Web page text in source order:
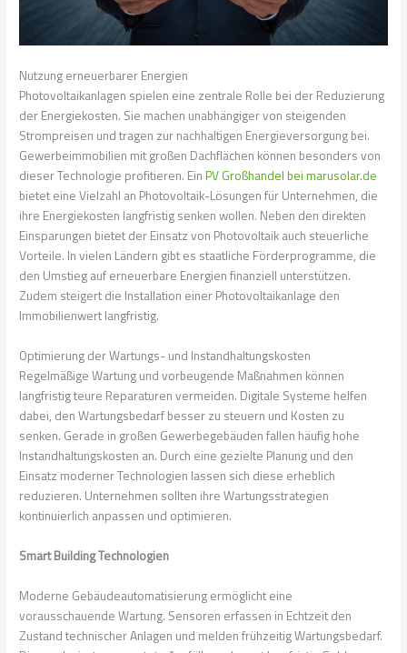
Nutzung erneuerbarer Energien
Photovoltaikanlagen spielen eine zentrale Rolle bei der Reduzierung
der Energiekosten. Sie machen unabhängiger von steigenden
Strompreisen und tragen zur nachhaltigen Energieversorgung bei.
Gewerbeimmobilien mit großen Dachflächen können besonders von
dieser Technologie profitieren. EinPV Großhandel bei marusolar.de
bietet eine Vielzahl an Photovoltaik-Lösungen für Unternehmen, die
ihre Energiekosten langfristig senken wollen. Neben den direkten
Einsparungen bietet der Einsatz von Photovoltaik auch steuerliche
Vorteile. In vielen Ländern gibt es staatliche Förderprogramme, die
den Umstieg auf erneuerbare Energien finanziell unterstützen.
Zudem steigert die Installation einer Photovoltaikanlage den
Immobilienwert langfristig.
Optimierung der Wartungs- und Instandhaltungskosten
Regelmäßige Wartung und vorbeugende Maßnahmen können
langfristig teure Reparaturen vermeiden. Digitale Systeme helfen
dabei, den Wartungsbedarf besser zu steuern und Kosten zu
senken. Gerade in großen Gewerbegebäuden fallen häufig hohe
Instandhaltungskosten an. Durch eine gezielte Planung und den
Einsatz moderner Technologien lassen sich diese erheblich
reduzieren. Unternehmen sollten ihre Wartungsstrategien
kontinuierlich anpassen und optimieren.
Smart Building Technologien
Moderne Gebäudeautomatisierung ermöglicht eine
vorausschauende Wartung. Sensoren erfassen in Echtzeit den
Zustand technischer Anlagen und melden frühzeitig Wartungsbedarf.